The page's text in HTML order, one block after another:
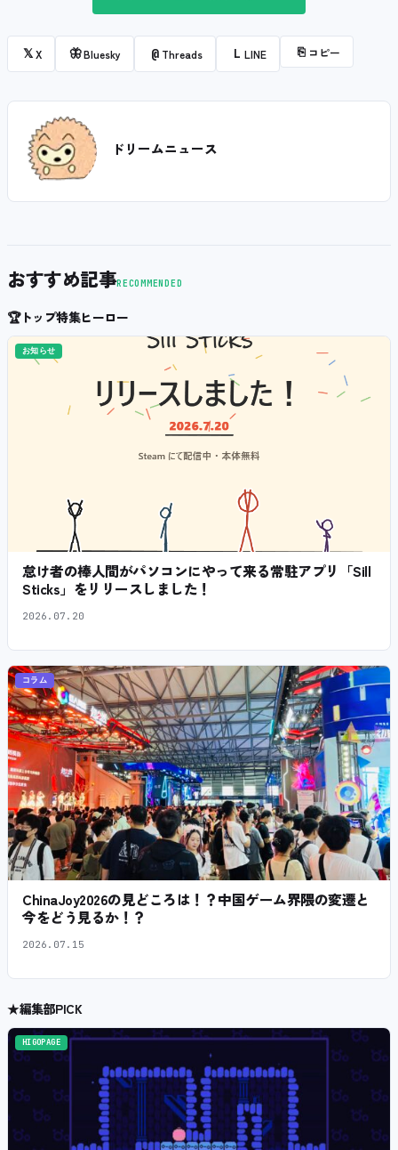
𝕏X 🦋Bluesky @ Threads L LINE ⎘ コピー
ドリームニュース
おすすめ記事RECOMMENDED
🏆トップ特集ヒーロー
お知らせ
怠け者の棒人間がパソコンにやって来る常駐アプリ「Sill
Sticks」をリリースしました！
2026.07.20
コラム
ChinaJoy2026の見どころは！？中国ゲーム界隈の変遷と
今をどう見るか！？
2026.07.15
★編集部PICK
HIGOPAGE